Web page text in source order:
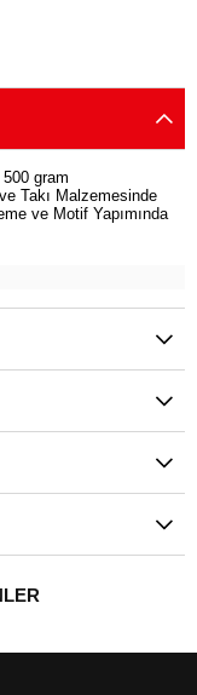
gram
Takı Malzemesinde
ve Motif Yapımında